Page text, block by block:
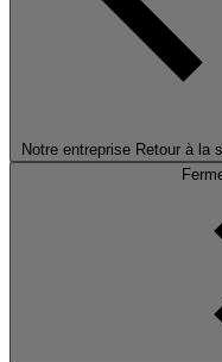
Notre entreprise Retour à la